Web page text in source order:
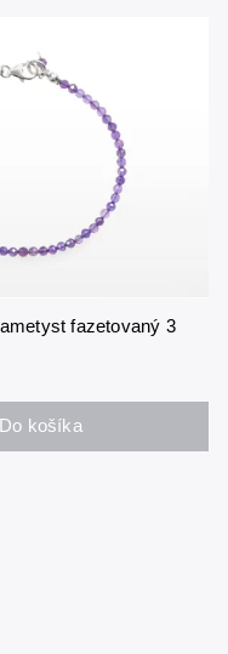
fazetovaný 3
Do košíka